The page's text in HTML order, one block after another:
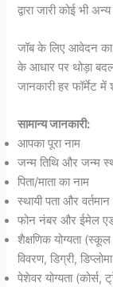
द्वारा जारी कोई भी
जॉब के लिए आवेदन का
के आधार पर थोड़ा
जानकारी हर फॉर्मेट
सामान्य जानकारी:
आपका पूरा नाम
जन्म तिथि और जन्म
पिता/माता का नाम
स्थायी पता और वर्तमान
फोन नंबर और ईमेल
शैक्षणिक योग्यता
विवरण, डिग्री,
पेशेवर योग्यता (कोर्स,